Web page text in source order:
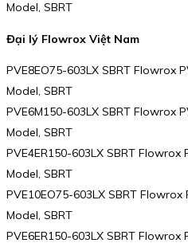
Model, SBRT
Đại lý Flowrox Việt Nam
PVE8EO75-603LX SBRT Flowrox
Model, SBRT
PVE6M150-603LX SBRT Flowrox
Model, SBRT
PVE4ER150-603LX SBRT Flowrox
Model, SBRT
PVE10EO75-603LX SBRT Flowrox
Model, SBRT
PVE6ER150-603LX SBRT Flowrox